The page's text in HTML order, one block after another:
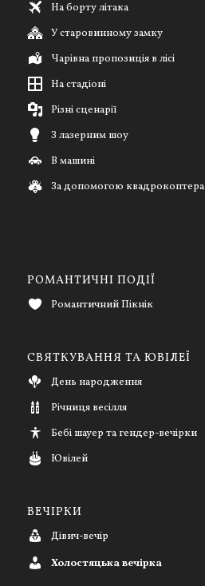
На борту літака
У старовинному замку
Чарівна пропозиція в лісі
На стадіоні
Різні сценарії
З лазерним шоу
В машині
За допомогою квадрокоптера
РОМАНТИЧНІ ПОДІЇ
Романтичний Пікнік
СВЯТКУВАННЯ ТА ЮВІЛЕЇ
День народження
Річниця весілля
Бебі шауер та гендер-вечірки
Ювілей
ВЕЧІРКИ
Дівич-вечір
Холостяцька вечірка